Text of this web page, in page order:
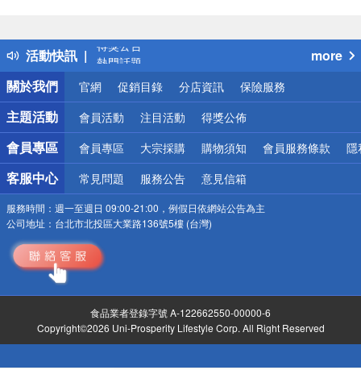
活動快訊
得獎公告
熱門話題
銀行優惠
偏遠地區配送
詐騙網頁！請小心！
more
關於我們
官網 促銷目錄 分店資訊 保險服務
主題活動 會員活動 注目活動 得獎公佈
會員專區 會員專區 大宗採購 購物須知 會員服務條款 隱
客服中心 常見問題 服務公告 意見信箱
服務時間： 週一至週日 09:00-21:00，例假日依網站公告為主
公司地址： 台北市北投區大業路136號5樓 (台灣)
食品業者登錄字號 A-122662550-00000-6
Copyright©2026 Uni-Prosperity Lifestyle Corp. All Right Reserved